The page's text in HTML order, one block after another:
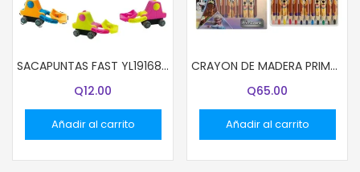
SACAPUNTAS FAST YL191686 TRACTOR BX1
Q12.00
Añadir al carrito
CRAYON DE MADERA PRIMAVERA 12 COL JUMBO DISNEY NIÑA (96)
Q65.00
Añadir al carrito